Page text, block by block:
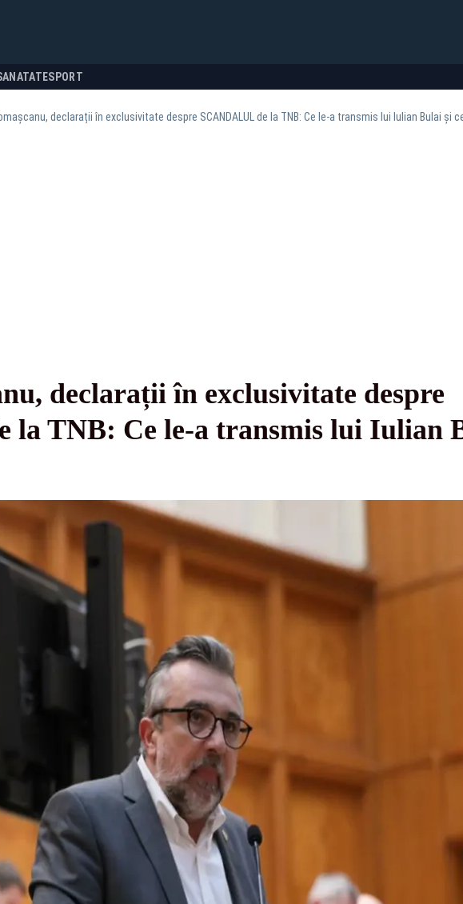
SPORT
declarații în exclusivitate despre SCANDALUL de la TNB: Ce le-a transmis lui Iulian Bulai și
declarații în exclusivitate despre
la TNB: Ce le-a transmis lui Iulian